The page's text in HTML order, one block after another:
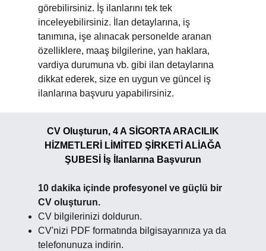
görebilirsiniz. İş ilanlarını tek tek
inceleyebilirsiniz. İlan detaylarına, iş
tanımına, işe alınacak personelde aranan
özelliklere, maaş bilgilerine, yan haklara,
vardiya durumuna vb. gibi ilan detaylarına
dikkat ederek, size en uygun ve güncel iş
ilanlarına başvuru yapabilirsiniz.
CV Oluşturun, 4 A SİGORTA ARACILIK
HİZMETLERİ LİMİTED ŞİRKETİ ALİAĞA
ŞUBESİ İş İlanlarına Başvurun
10 dakika içinde profesyonel ve güçlü bir
CV oluşturun.
CV bilgilerinizi doldurun.
CV'nizi PDF formatında bilgisayarınıza ya da
telefonunuza indirin.